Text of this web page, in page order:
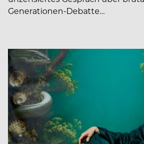
Generationen-Debatte…